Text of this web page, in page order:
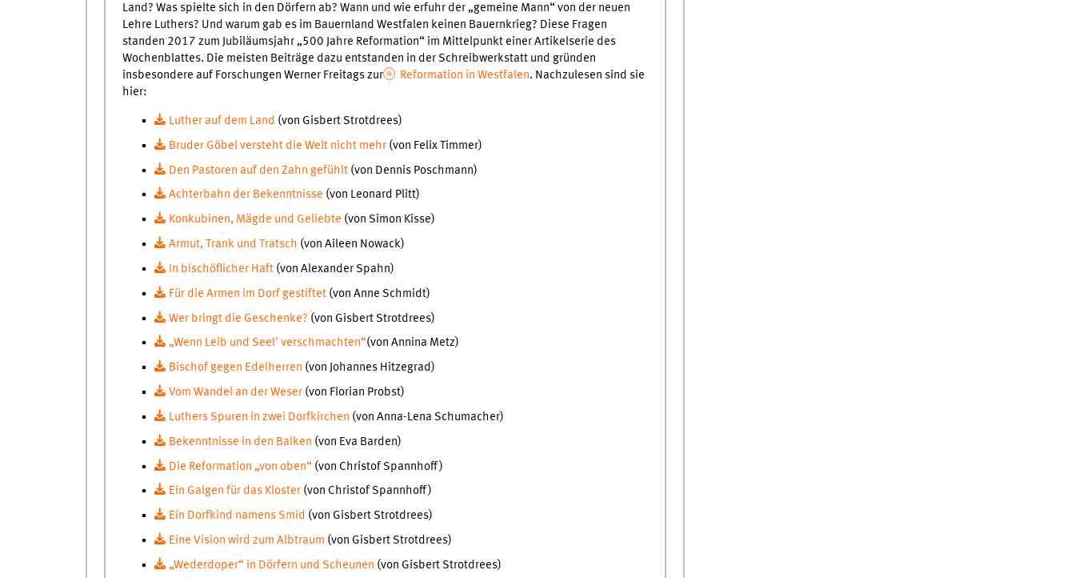
Land? Was spielte sich in den Dörfern ab? Wann und wie erfuhr der „gemeine Mann“ von der neuen
Lehre Luthers? Und warum gab es im Bauernland Westfalen keinen Bauernkrieg? Diese Fragen
standen 2017 zum Jubiläumsjahr „500 Jahre Reformation“ im Mittelpunkt einer Artikelserie des
Wochenblattes. Die meisten Beiträge dazu entstanden in der Schreibwerkstatt und gründen
insbesondere auf Forschungen Werner Freitags zur
Reformation in Westfalen. Nachzulesen sind sie
hier:
Luther auf dem Land (von Gisbert Strotdrees)
Bruder Göbel versteht die Welt nicht mehr (von Felix Timmer)
Den Pastoren auf den Zahn gefühlt(von Dennis Poschmann)
Achterbahn der Bekenntnisse (von Leonard Plitt)
Konkubinen, Mägde und Geliebte (von Simon Kisse)
Armut, Trank und Tratsch (von Aileen Nowack)
In bischöflicher Haft(von Alexander Spahn)
Für die Armen im Dorf gestiftet (von Anne Schmidt)
Wer bringt die Geschenke? (von Gisbert Strotdrees)
„Wenn Leib und Seel' verschmachten“(von Annina Metz)
Bischof gegen Edelherren (von Johannes Hitzegrad)
Vom Wandel an der Weser (von Florian Probst)
Luthers Spuren in zwei Dorfkirchen (von Anna-Lena Schumacher)
Bekenntnisse in den Balken (von Eva Barden)
Die Reformation „von oben“ (von Christof Spannhoff)
Ein Galgen für das Kloster(von Christof Spannhoff)
Ein Dorfkind namens Smid (von Gisbert Strotdrees)
Eine Vision wird zum Albtraum (von Gisbert Strotdrees)
„Wederdoper“ in Dörfern und Scheunen (von Gisbert Strotdrees)